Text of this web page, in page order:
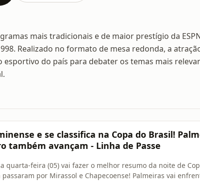
mais tradicionais e de maior prestígio da
Realizado no formato de mesa redonda, a
do país para debater os temas mais
e se classifica na Copa do Brasil!
também avançam - Linha de Passe
quarta-feira (05) vai fazer o melhor resumo da noite de
por Mirassol e Chapecoense! Palmeiras vai